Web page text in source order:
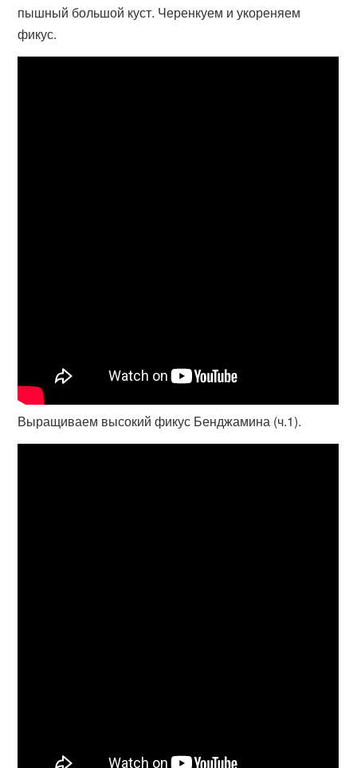
пышный большой куст. Черенкуем и укореняем
фикус.
Выращиваем высокий фикус Бенджамина (ч.1).